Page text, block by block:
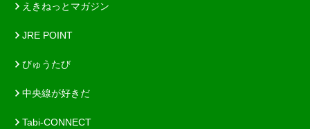
えきねっとマガジン
JRE POINT
びゅうたび
中央線が好きだ
Tabi-CONNECT